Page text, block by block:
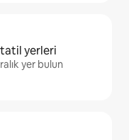
tatil yerleri
yer bulun